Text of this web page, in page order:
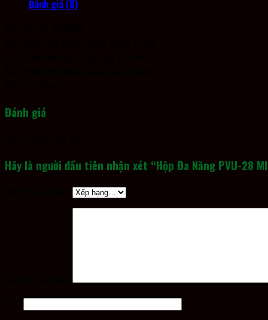
Đánh giá (0)
Đánh giá
Hãy là người đầu tiên nhận xét “Hộp Đa Năng PVU-28